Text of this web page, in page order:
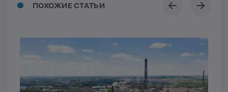
ПОХОЖИЕ СТАТЬИ